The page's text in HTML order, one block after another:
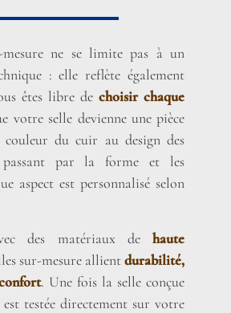
mesure ne se limite pas à un
: elle reflète également
êtes libre dechoisir chaque
votre selle devienne une pièce
du cuir au design des
passant par la forme et les
aspect est personnalisé selon
des matériaux dehaute
sur-mesure allientdurabilité,
. Une fois la selle conçue
testée directement sur votre